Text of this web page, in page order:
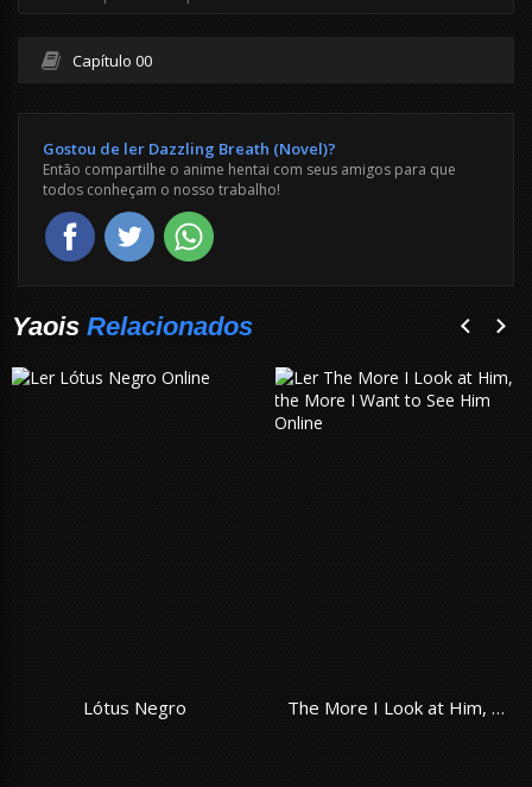
Capítulo 00
Gostou de ler Dazzling Breath (Novel)?
Então compartilhe o anime hentai com seus amigos para que
todos conheçam o nosso trabalho!
Yaois Relacionados
Lótus Negro The More I Look at Him, the More I Want to See Him